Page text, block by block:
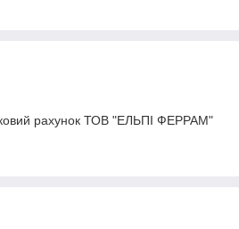
рахунок ТОВ "ЕЛЬПІ ФЕРРАМ"